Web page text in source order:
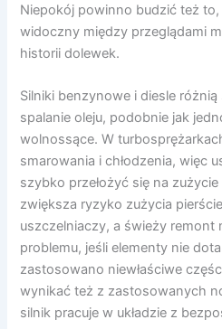
Niepokój powinno budzić też
widoczny między przeglądami
historii dolewek.
Silniki benzynowe i diesle
spalanie oleju, podobnie jak
wolnossące. W
smarowania i chłodzenia, więc
szybko przełożyć się na
zwiększa ryzyko zużycia
uszczelniaczy, a świeży remont
problemu, jeśli elementy nie
zastosowano niewłaściwe
wynikać też z zastosowanych
silnik pracuje w układzie z